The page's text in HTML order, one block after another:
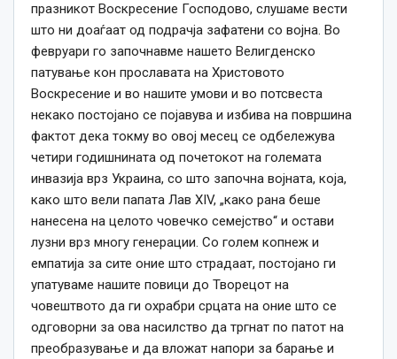
празникот Воскресение Господово, слушаме вести
што ни доаѓаат од подрачја зафатени со војна. Во
февруари го започнавме нашето Велигденско
патување кон прославата на Христовото
Воскресение и во нашите умови и во потсвеста
некако постојано се појавува и избива на површина
фактот дека токму во овој месец се одбележува
четири годишнината од почетокот на големата
инвазија врз Украина, со што започна војната, која,
како што вели папата Лав XIV, „како рана беше
нанесена на целото човечко семејство“ и остави
лузни врз многу генерации. Со голем копнеж и
емпатија за сите оние што страдаат, постојано ги
упатуваме нашите повици до Творецот на
човештвото да ги охрабри срцата на оние што се
одговорни за ова насилство да тргнат по патот на
преобразување и да вложат напори за барање и